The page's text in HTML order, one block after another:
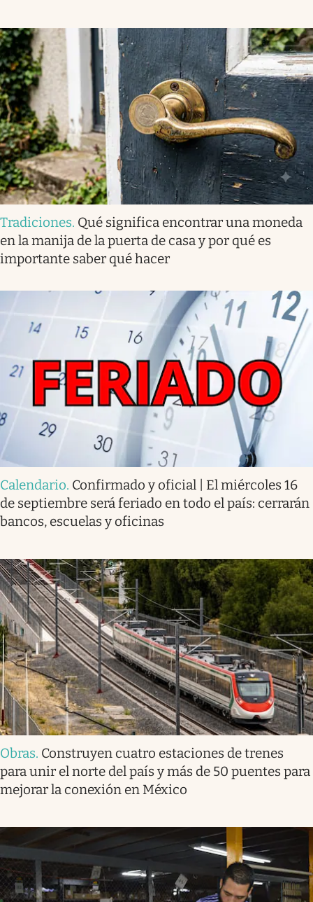
Tradiciones. Qué significa encontrar una moneda
en la manija de la puerta de casa y por qué es
importante saber qué hacer
Calendario. Confirmado y oficial | El miércoles 16
de septiembre será feriado en todo el país: cerrarán
bancos, escuelas y oficinas
Obras. Construyen cuatro estaciones de trenes
para unir el norte del país y más de 50 puentes para
mejorar la conexión en México